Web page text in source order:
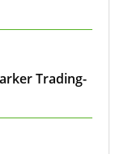
Trading-